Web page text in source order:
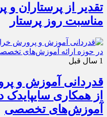
تقدیر از پرستاران و
مناسبت روز پرستار
1 سال قبل
قدردانی آموزش و
از همکاری سایپایدک
آموزش‌های تخصصی